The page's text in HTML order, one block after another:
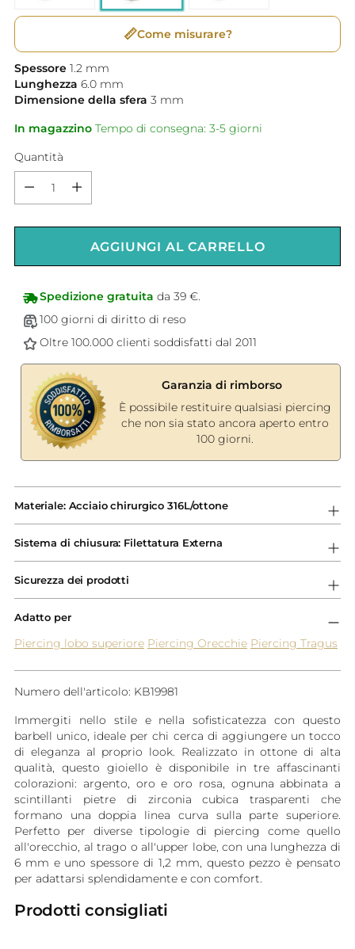
📏Come misurare?
Spessore 1.2 mm
Lunghezza 6.0 mm
Dimensione della sfera 3 mm
In magazzino Tempo di consegna: 3-5 giorni
Quantità
AGGIUNGI AL CARRELLO
Spedizione gratuita da 39 €.
100 giorni di diritto di reso
Oltre 100.000 clienti soddisfatti dal 2011
Garanzia di rimborso
È possibile restituire qualsiasi piercing
che non sia stato ancora aperto entro
100 giorni.
prodotto
al
carrello...
Materiale: Acciaio chirurgico 316L/ottone
Sistema di chiusura: Filettatura Externa
Sicurezza dei prodotti
Adatto per
Piercing lobo superiore Piercing Orecchie Piercing Tragus
Numero dell'articolo: KB19981
Immergiti nello stile e nella sofisticatezza con questo
barbell unico, ideale per chi cerca di aggiungere un tocco
di eleganza al proprio look. Realizzato in ottone di alta
qualità, questo gioiello è disponibile in tre affascinanti
colorazioni: argento, oro e oro rosa, ognuna abbinata a
scintillanti pietre di zirconia cubica trasparenti che
formano una doppia linea curva sulla parte superiore.
Perfetto per diverse tipologie di piercing come quello
all'orecchio, al trago o all'upper lobe, con una lunghezza di
6 mm e uno spessore di 1,2 mm, questo pezzo è pensato
per adattarsi splendidamente e con comfort.
Prodotti consigliati